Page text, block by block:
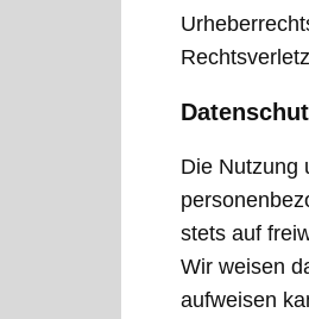
Die Nutzung
stets auf
Wir weisen
aufweisen